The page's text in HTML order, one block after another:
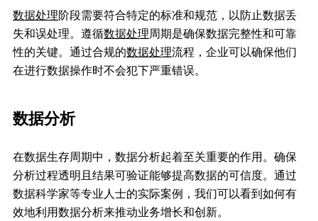
数据处理阶段需要符合特定的标准和规范，以防止数据丢
失和误处理。遵循数据处理周期是确保数据完整性和可靠
性的关键。通过合规的数据处理流程，企业可以确保他们
在进行数据操作时不会犯下严重错误。
数据分析
在数据生存周期中，数据分析起着至关重要的作用。确保
分析过程透明且结果可验证能够提高数据的可信度。通过
数据科学家等专业人士的实际案例，我们可以看到如何有
效地利用数据分析来推动业务增长和创新。